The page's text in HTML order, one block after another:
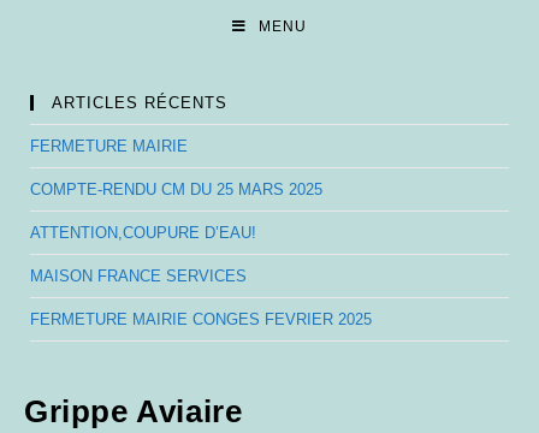
MENU
ARTICLES RÉCENTS
FERMETURE MAIRIE
COMPTE-RENDU CM DU 25 MARS 2025
ATTENTION,COUPURE D’EAU!
MAISON FRANCE SERVICES
FERMETURE MAIRIE CONGES FEVRIER 2025
Grippe Aviaire